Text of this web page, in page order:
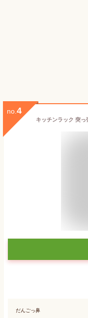
no. 4
だんごっ鼻